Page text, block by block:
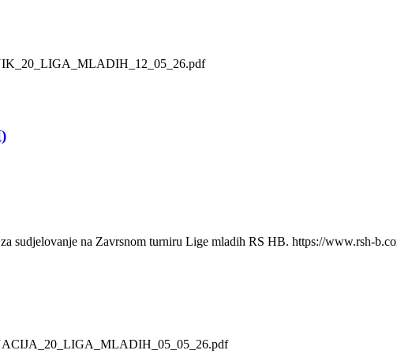
sudjelovanje na Zavrsnom turniru Lige mladih RS HB. https://www.rsh-